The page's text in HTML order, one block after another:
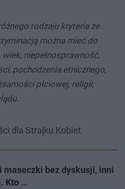
rodzaju kryteria ze
można mieć do
wiek, niepełnosprawność,
pochodzenia etnicznego,
płciowej, religii,
dla Strajku Kobiet
maseczki bez dyskusji, inni
Kto …